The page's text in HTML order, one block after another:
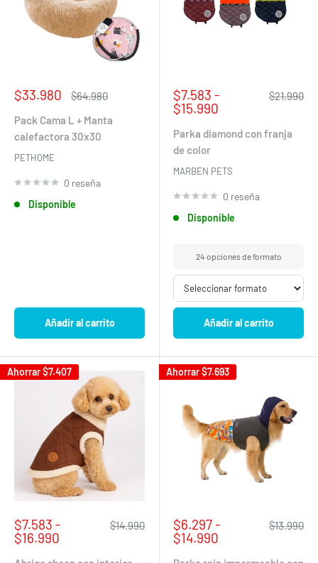
Precio
venta
$33.980
Precio
$64.980
Pack Cama L + Manta
calefactora 30x30
PETHOME
0 reseña
Disponible
Añadir al carrito
Precio
de
$7.583 -
$15.990
Precio
$21.990
Parka diamond con franja
de color
MARBEN PETS
0 reseña
Disponible
24 opciones de formato
Añadir al carrito
Ahorrar$7.407
Precio
de
$7.583 -
$16.990
Precio
$14.990
Ahorrar$7.693
Precio
de
$6.297 -
$14.990
Precio
$13.990